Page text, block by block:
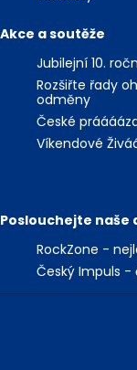
Akce a soutěže
Jubilejní 10.
Rozšiřte řady
odměny
České
Víkendové
Poslouchejte naše
RockZone -
Český Impuls -